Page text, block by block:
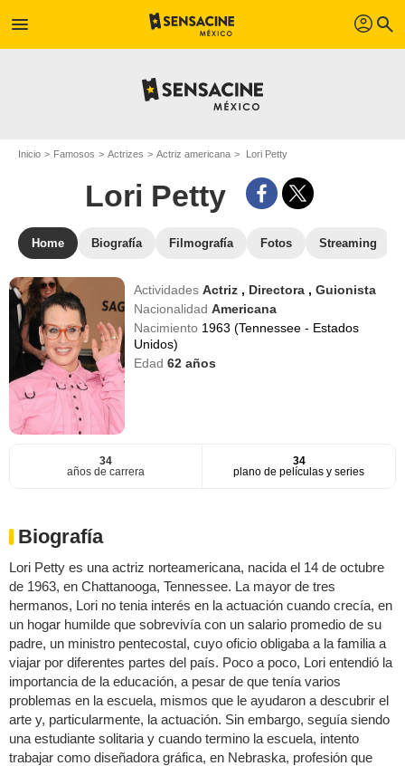
menu profil search
Inicio Famosos Actrizes Actriz americana Lori Petty
Lori Petty
Home Biografía Filmografía Fotos Streaming
ActividadesActriz , Directora ,Guionista
NacionalidadAmericana
Nacimiento 1963 (Tennessee - Estados
Unidos)
Edad62 años
34
años de carrera
34
plano de películas y series
Biografía
Lori Petty es una actriz norteamericana, nacida el 14 de octubre
de 1963, en Chattanooga, Tennessee. La mayor de tres
hermanos, Lori no tenia interés en la actuación cuando crecía, en
un hogar humilde que sobrevivía con un salario promedio de su
padre, un ministro pentecostal, cuyo oficio obligaba a la familia a
viajar por diferentes partes del país. Poco a poco, Lori entendió la
importancia de la educación, a pesar de que tenía varios
problemas en la escuela, mismos que le ayudaron a descubrir el
arte y, particularmente, la actuación. Sin embargo, seguía siendo
una estudiante solitaria y cuando termino la escuela, intento
trabajar como diseñadora gráfica, en Nebraska, profesión que